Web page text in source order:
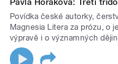
Pavla Horáková: Třetí
Povídka české autorky,
Magnesia Litera za prózu, o
výpravě i o významných